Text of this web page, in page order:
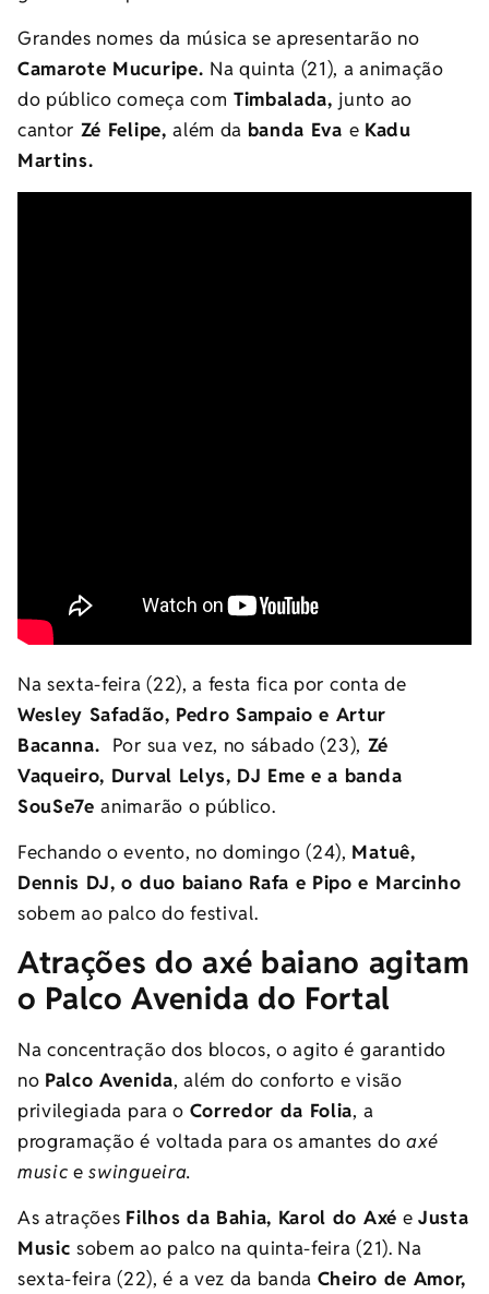
Grandes nomes da música se apresentarão no
Camarote Mucuripe. Na quinta (21), a animação
do público começa com Timbalada, junto ao
cantor Zé Felipe,além da banda Eva e Kadu
Martins.
Na sexta-feira (22), a festa fica por conta de
Wesley Safadão, Pedro Sampaio e Artur
Bacanna. Por sua vez, no sábado (23), Zé
Vaqueiro, Durval Lelys, DJ Eme e a banda
SouSe7eanimarão o público.
Fechando o evento, no domingo (24), Matuê,
Dennis DJ, o duo baiano Rafa e Pipo e Marcinho
sobem ao palco do festival.
Atrações do axé baiano agitam
o Palco Avenida do Fortal
Na concentração dos blocos, o agito é garantido
no Palco Avenida, além do conforto e visão
privilegiada para o Corredor da Folia, a
programação é voltada para os amantes do axé
music eswingueira.
As atrações Filhos da Bahia, Karol do Axé e Justa
Musicsobem ao palco na quinta-feira (21). Na
sexta-feira (22), é a vez da banda Cheiro de Amor,